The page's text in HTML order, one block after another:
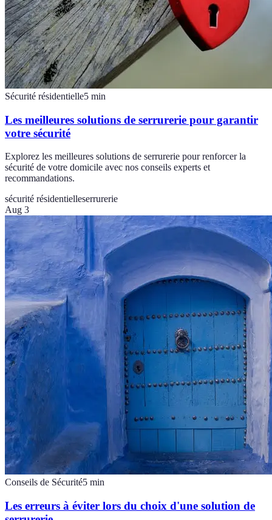
Sécurité résidentielle5 min
Les meilleures solutions de serrurerie pour garantir
votre sécurité
Explorez les meilleures solutions de serrurerie pour renforcer la
sécurité de votre domicile avec nos conseils experts et
recommandations.
sécurité résidentielleserrurerie
Aug 3
Conseils de Sécurité5 min
Les erreurs à éviter lors du choix d'une solution de